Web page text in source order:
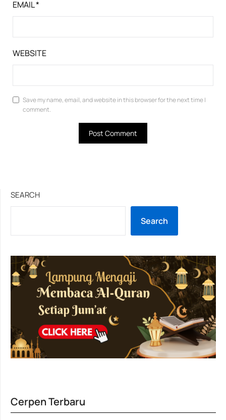
EMAIL*
WEBSITE
Save my name, email, and website in this browser for the next time I
comment.
SEARCH
Search
Cerpen Terbaru